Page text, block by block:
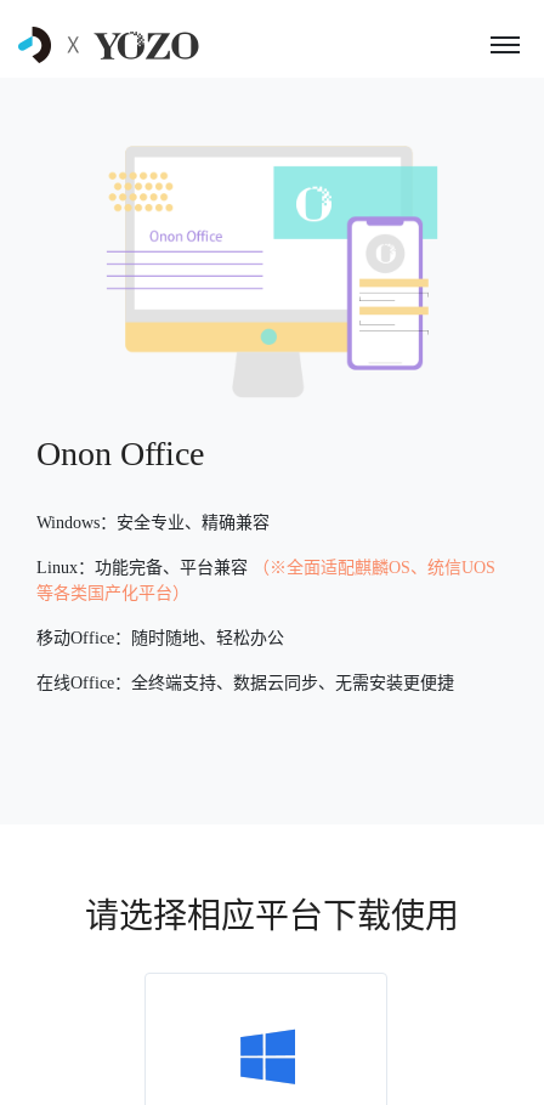
Onon Office
Windows：安全专业、精确兼容
Linux：功能完备、平台兼容
（※全面适配麒麟OS、统信UOS
等各类国产化平台）
移动Office：随时随地、轻松办公
在线Office：全终端支持、数据云同步、无需安装更便捷
请选择相应平台下载使用